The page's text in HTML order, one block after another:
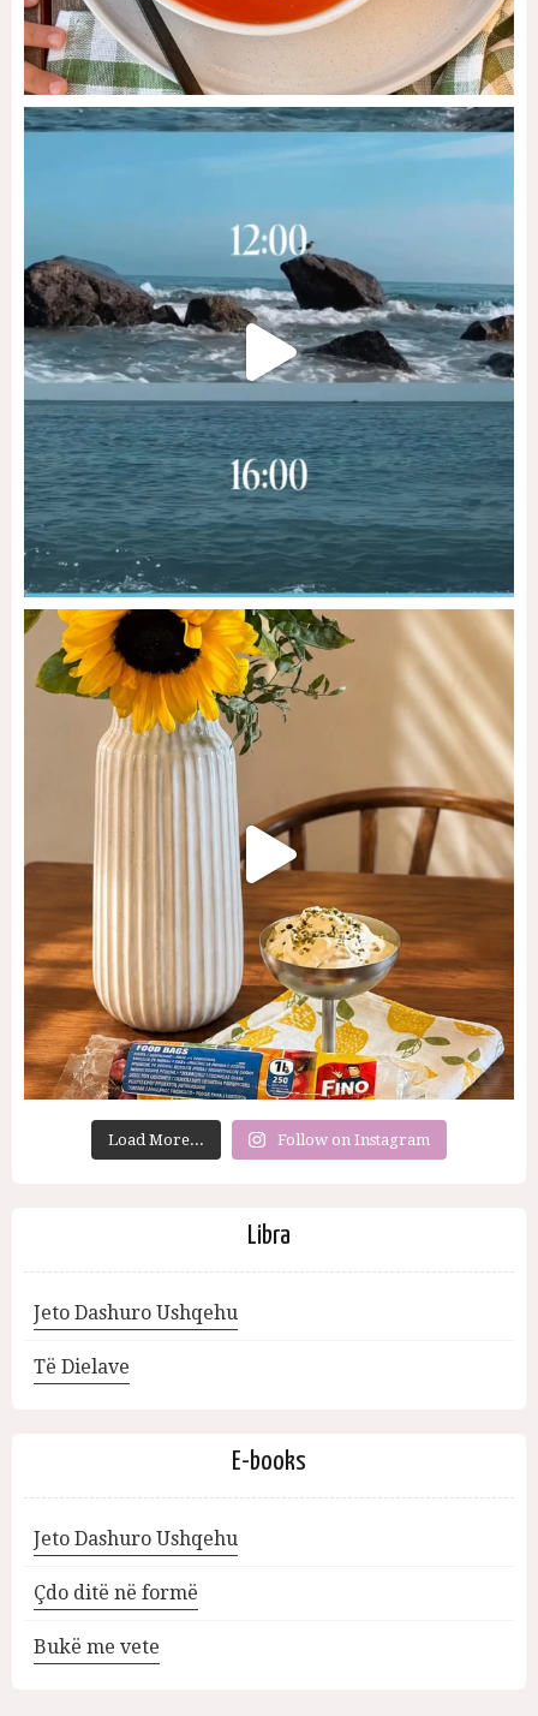
Load More... Follow on Instagram
Libra
Jeto Dashuro Ushqehu
Të Dielave
E-books
Jeto Dashuro Ushqehu
Çdo ditë në formë
Bukë me vete